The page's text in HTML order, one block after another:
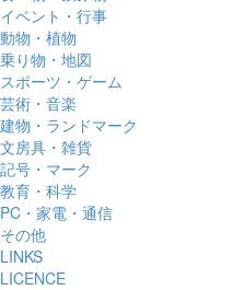
イベント・行事
動物・植物
乗り物・地図
スポーツ・ゲーム
芸術・音楽
建物・ランドマーク
文房具・雑貨
記号・マーク
教育・科学
PC・家電・通信
その他
LINKS
LICENCE